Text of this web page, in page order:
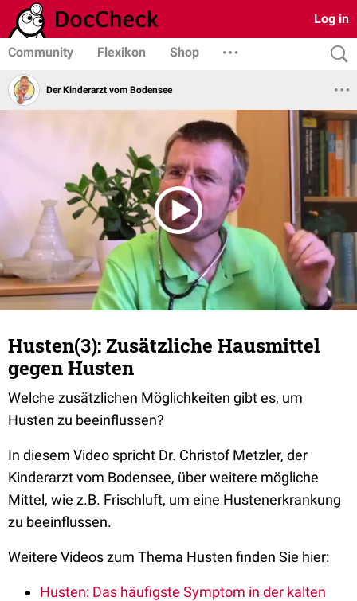
Log in
Community Flexikon Shop
Der Kinderarzt vom Bodensee
Husten(3): Zusätzliche Hausmittel
gegen Husten
Welche zusätzlichen Möglichkeiten gibt es, um
Husten zu beeinflussen?
In diesem Video spricht Dr. Christof Metzler, der
Kinderarzt vom Bodensee, über weitere mögliche
Mittel, wie z.B. Frischluft, um eine Hustenerkrankung
zu beeinflussen.
Weitere Videos zum Thema Husten finden Sie hier:
Husten: Das häufigste Symptom in der kalten